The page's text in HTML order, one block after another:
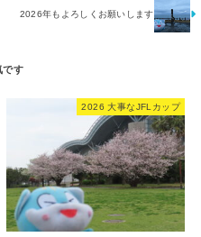
2026年もよろしくお願いします
2026 大事なJFLカップ